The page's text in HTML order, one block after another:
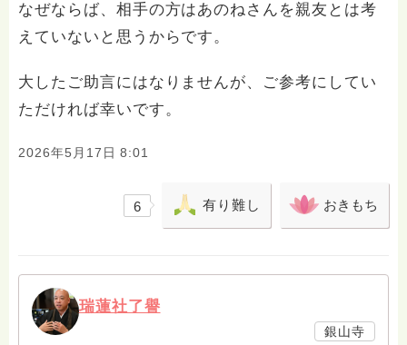
なぜならば、相手の方はあのねさんを親友とは考
えていないと思うからです。
大したご助言にはなりませんが、ご参考にしてい
ただければ幸いです。
2026年5月17日 8:01
6 有り難し おきもち
瑞蓮社了譽
銀山寺